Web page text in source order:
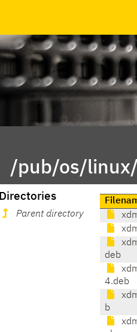
/pub/os/
Directories
Parent directory
deb
4.deb
b